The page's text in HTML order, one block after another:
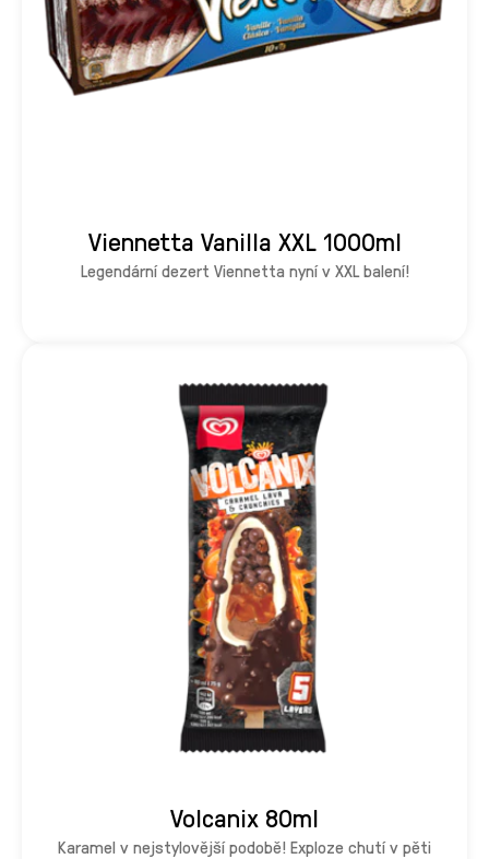
Viennetta Vanilla XXL 1000ml
Legendární dezert Viennetta nyní v XXL balení!
Volcanix 80ml
Karamel v nejstylovější podobě! Exploze chutí v pěti